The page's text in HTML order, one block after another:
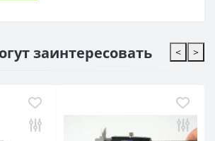
заинтересовать < >